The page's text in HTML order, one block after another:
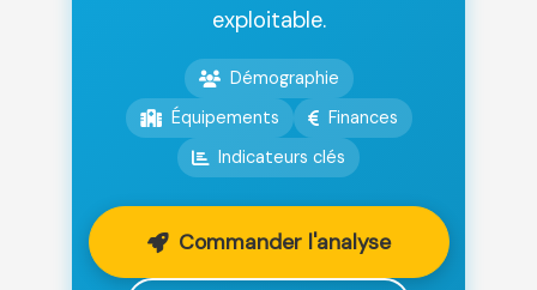
exploitable.
Démographie
Équipements
Finances
Indicateurs clés
Commander l'analyse